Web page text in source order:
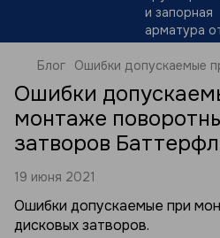
Блог Ошибки допускаемые
Ошибки
монтаже
затворов
19 июня 2021
Ошибки допускаемые при
дисковых затворов.